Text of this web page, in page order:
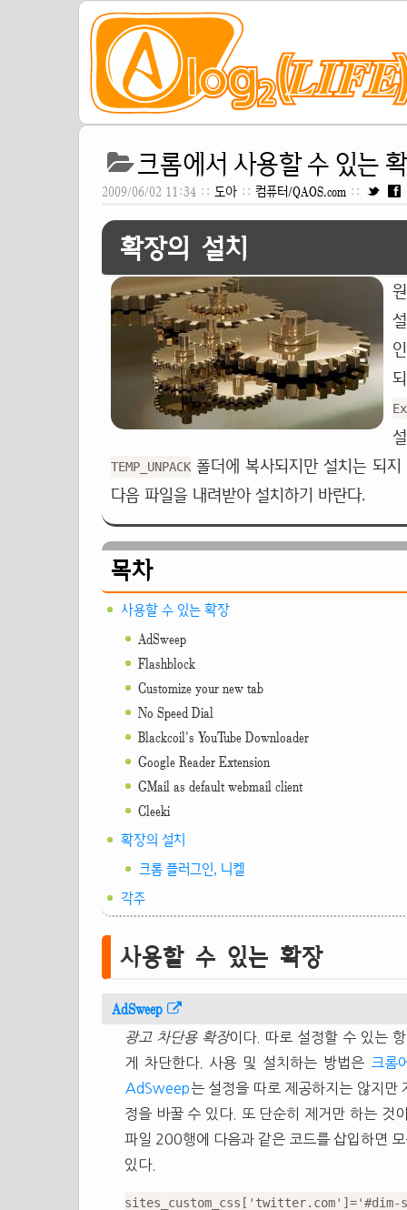
크롬에서 사용할 수 있는
2009/06/02 11:34 :: 도아 :: 컴퓨터/QAOS.com ::
확장의 설치
TEMP_UNPACK 폴더에 복사되지만 설치는 되
다음 파일을 내려받아 설치하기 바란다.
목차
사용할 수 있는 확장
AdSweep
Flashblock
Customize your new tab
No Speed Dial
Blackcoil's YouTube Downloader
Google Reader Extension
GMail as default webmail client
Cleeki
확장의 설치
크롬 플러그인, 니켈
각주
사용할 수 있는 확장
AdSweep
광고 차단용 확장이다. 따로 설정할 수 있는
게 차단한다. 사용 및 설치하는 방법은
크롬
AdSweep는 설정을 따로 제공하지는 않지만
정을 바꿀 수 있다. 또 단순히 제거만 하는 것
파일 200행에 다음과 같은 코드를 삽입하면
있다.